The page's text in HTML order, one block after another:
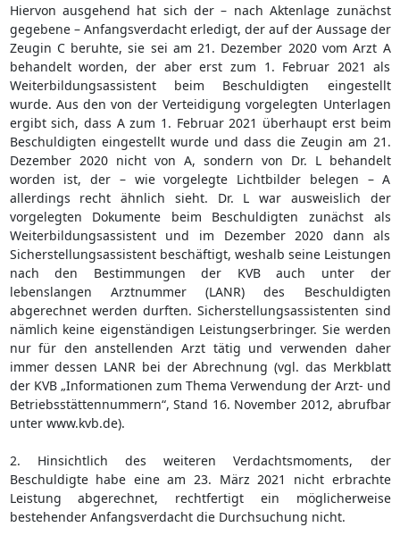
Hiervon ausgehend hat sich der – nach Aktenlage zunächst
gegebene – Anfangsverdacht erledigt, der auf der Aussage der
Zeugin C beruhte, sie sei am 21. Dezember 2020 vom Arzt A
behandelt worden, der aber erst zum 1. Februar 2021 als
Weiterbildungsassistent beim Beschuldigten eingestellt
wurde. Aus den von der Verteidigung vorgelegten Unterlagen
ergibt sich, dass A zum 1. Februar 2021 überhaupt erst beim
Beschuldigten eingestellt wurde und dass die Zeugin am 21.
Dezember 2020 nicht von A, sondern von Dr. L behandelt
worden ist, der – wie vorgelegte Lichtbilder belegen – A
allerdings recht ähnlich sieht. Dr. L war ausweislich der
vorgelegten Dokumente beim Beschuldigten zunächst als
Weiterbildungsassistent und im Dezember 2020 dann als
Sicherstellungsassistent beschäftigt, weshalb seine Leistungen
nach den Bestimmungen der KVB auch unter der
lebenslangen Arztnummer (LANR) des Beschuldigten
abgerechnet werden durften. Sicherstellungsassistenten sind
nämlich keine eigenständigen Leistungserbringer. Sie werden
nur für den anstellenden Arzt tätig und verwenden daher
immer dessen LANR bei der Abrechnung (vgl. das Merkblatt
der KVB „Informationen zum Thema Verwendung der Arzt- und
Betriebsstättennummern“, Stand 16. November 2012, abrufbar
unter www.kvb.de).
2. Hinsichtlich des weiteren Verdachtsmoments, der
Beschuldigte habe eine am 23. März 2021 nicht erbrachte
Leistung abgerechnet, rechtfertigt ein möglicherweise
bestehender Anfangsverdacht die Durchsuchung nicht.